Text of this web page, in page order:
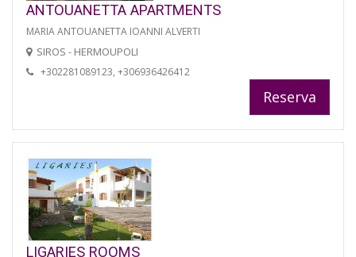
ANTOUANETTA APARTMENTS
MARIA ANTOUANETTA IOANNI ALVERTI
SIROS - HERMOUPOLI
+302281089123, +306936426412
Reserva
LIGARIES ROOMS